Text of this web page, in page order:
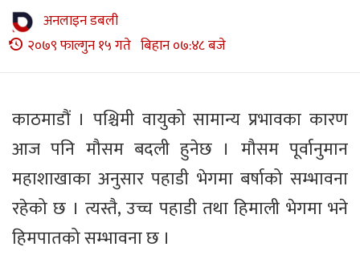
अनलाइन डबली
२०७९ फाल्गुन १५ गते बिहान ०७:४८ बजे
काठमाडौं । पश्चिमी वायुको सामान्य प्रभावका कारण
आज पनि मौसम बदली हुनेछ । मौसम पूर्वानुमान
महाशाखाका अनुसार पहाडी भेगमा बर्षाको सम्भावना
रहेको छ । त्यस्तै, उच्च पहाडी तथा हिमाली भेगमा भने
हिमपातको सम्भावना छ ।